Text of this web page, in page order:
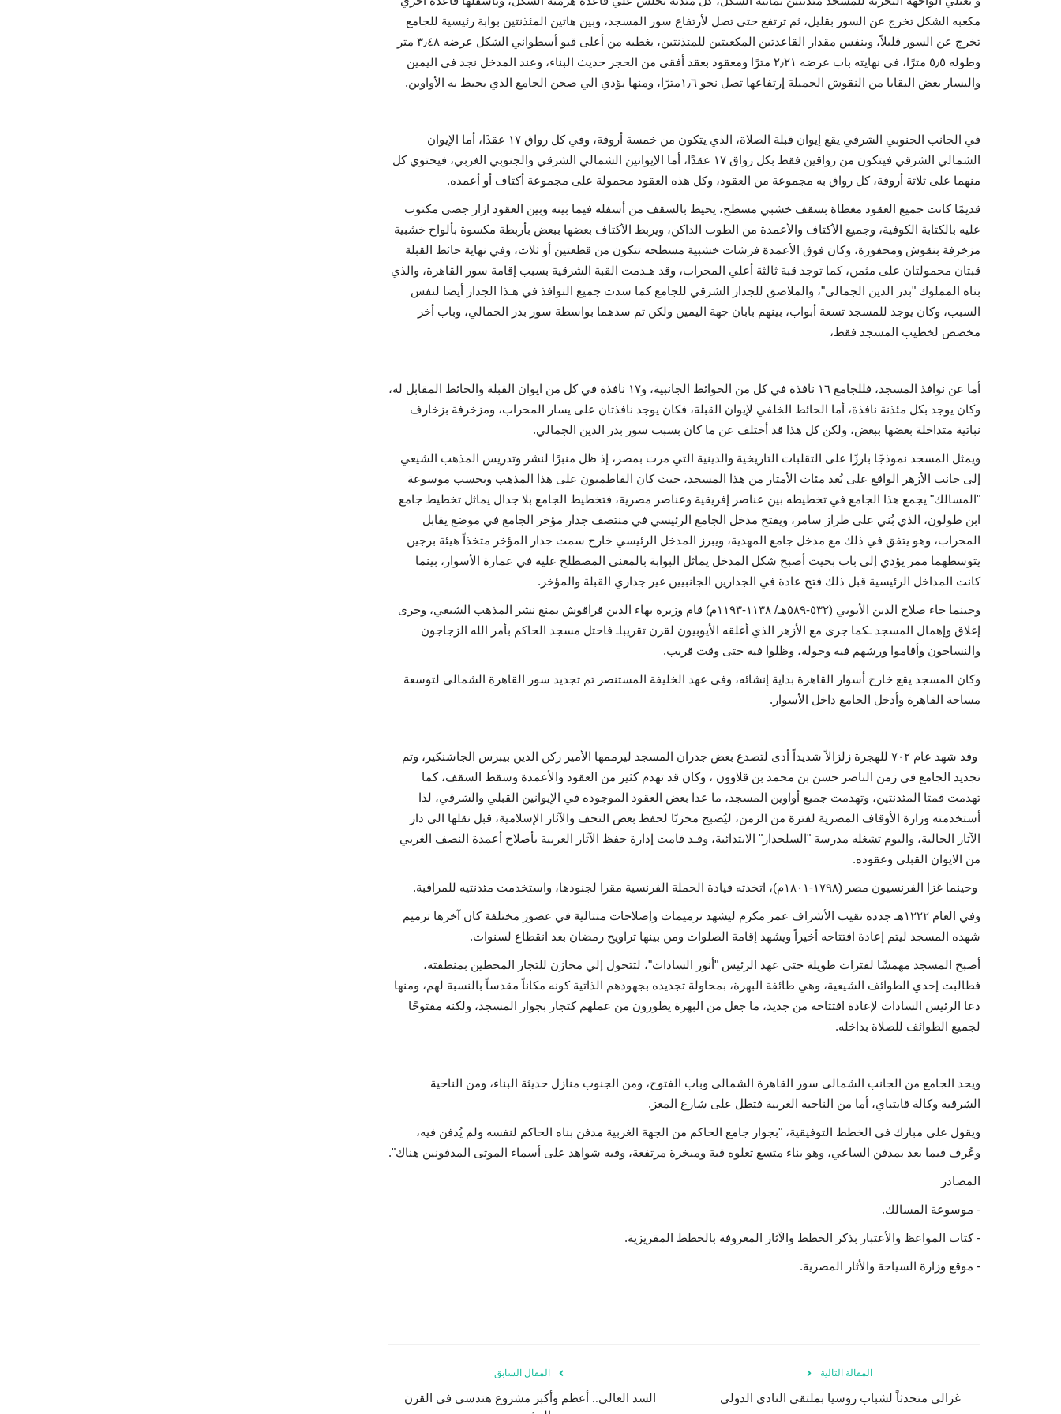
مكعبه الشكل تخرج عن السور بقليل، ثم ترتفع حتي تصل لأرتفاع سور المسجد، وبين هاتين المئذنتين بوابة رئيسية للجامع
تخرج عن السور قليلاً، وبنفس مقدار القاعدتين المكعبتين للمئذنتين، يغطيه من أعلى قبو أسطواني الشكل عرضه ٣٫٤٨ متر
وطوله ٥٫٥ مترًا، في نهايته باب عرضه ٢٫٢١ مترًا ومعقود بعقد أفقى من الحجر حديث البناء، وعند المدخل نجد في اليمين
واليسار بعض البقايا من النقوش الجميلة إرتفاعها تصل نحو ١٫٦مترًا، ومنها يؤدي الي صحن الجامع الذي يحيط به الأواوين.
في الجانب الجنوبي الشرقي يقع إيوان قبلة الصلاة، الذي يتكون من خمسة أروقة، وفي كل رواق ١٧ عقدًا، أما الإيوان
الشمالي الشرقي فيتكون من رواقين فقط بكل رواق ١٧ عقدًا، أما الإيوانين الشمالي الشرقي والجنوبي الغربي، فيحتوي كل
منهما على ثلاثة أروقة، كل رواق به مجموعة من العقود، وكل هذه العقود محمولة على مجموعة أكتاف أو أعمده.
قديمًا كانت جميع العقود مغطاة بسقف خشبي مسطح، يحيط بالسقف من أسفله فيما بينه وبين العقود ازار جصى مكتوب
عليه بالكتابة الكوفية، وجميع الأكتاف والأعمدة من الطوب الداكن، ويربط الأكتاف بعضها ببعض بأربطة مكسوة بألواح خشبية
مزخرفة بنقوش ومحفورة، وكان فوق الأعمدة فرشات خشبية مسطحه تتكون من قطعتين أو ثلاث، وفي نهاية حائط القبلة
قبتان محمولتان على مثمن، كما توجد قبة ثالثة أعلي المحراب، وقد هـدمت القبة الشرقية بسبب إقامة سور القاهرة، والذي
بناه المملوك "بدر الدين الجمالى"، والملاصق للجدار الشرقي للجامع كما سدت جميع النوافذ في هـذا الجدار أيضا لنفس
السبب، وكان يوجد للمسجد تسعة أبواب، بينهم بابان جهة اليمين ولكن تم سدهما بواسطة سور بدر الجمالي، وباب أخر
مخصص لخطيب المسجد فقط،
أما عن نوافذ المسجد، فللجامع ١٦ نافذة في كل من الحوائط الجانبية، و١٧ نافذة في كل من ايوان القبلة والحائط المقابل له،
وكان يوجد بكل مئذنة نافذة، أما الحائط الخلفي لإيوان القبلة، فكان يوجد نافذتان على يسار المحراب، ومزخرفة بزخارف
نباتية متداخلة بعضها ببعض، ولكن كل هذا قد أختلف عن ما كان بسبب سور بدر الدين الجمالي.
ويمثل المسجد نموذجًا بارزًا على التقلبات التاريخية والدينية التي مرت بمصر، إذ ظل منبرًا لنشر وتدريس المذهب الشيعي
إلى جانب الأزهر الواقع على بُعد مئات الأمتار من هذا المسجد، حيث كان الفاطميون على هذا المذهب وبحسب موسوعة
"المسالك" يجمع هذا الجامع في تخطيطه بين عناصر إفريقية وعناصر مصرية، فتخطيط الجامع بلا جدال يماثل تخطيط جامع
ابن طولون، الذي بُني على طراز سامر، ويفتح مدخل الجامع الرئيسي في منتصف جدار مؤخر الجامع في موضع يقابل
المحراب، وهو يتفق في ذلك مع مدخل جامع المهدية، ويبرز المدخل الرئيسي خارج سمت جدار المؤخر متخذاً هيئة برجين
يتوسطهما ممر يؤدي إلى باب بحيث أصبح شكل المدخل يماثل البوابة بالمعنى المصطلح عليه في عمارة الأسوار، بينما
كانت المداخل الرئيسية قبل ذلك فتح عادة في الجدارين الجانبيين غير جداري القبلة والمؤخر.
وحينما جاء صلاح الدين الأيوبي (٥٣٢-٥٨٩هـ/ ١١٣٨-١١٩٣م) قام وزيره بهاء الدين قراقوش بمنع نشر المذهب الشيعي، وجرى
إغلاق وإهمال المسجد ـكما جرى مع الأزهر الذي أغلقه الأيوبيون لقرن تقريباـ فاحتل مسجد الحاكم بأمر الله الزجاجون
والنساجون وأقاموا ورشهم فيه وحوله، وظلوا فيه حتى وقت قريب.
وكان المسجد يقع خارج أسوار القاهرة بداية إنشائه، وفي عهد الخليفة المستنصر تم تجديد سور القاهرة الشمالي لتوسعة
مساحة القاهرة وأدخل الجامع داخل الأسوار.
وقد شهد عام ٧٠٢ للهجرة زلزالاً شديداً أدى لتصدع بعض جدران المسجد ليرممها الأمير ركن الدين بيبرس الجاشنكير، وتم
تجديد الجامع في زمن الناصر حسن بن محمد بن قلاوون ، وكان قد تهدم كثير من العقود والأعمدة وسقط السقف، كما
تهدمت قمتا المئذنتين، وتهدمت جميع أواوين المسجد، ما عدا بعض العقود الموجوده في الإيوانين القبلي والشرقي، لذا
أستخدمته وزارة الأوقاف المصرية لفترة من الزمن، ليُصبح مخزنًا لحفظ بعض التحف والآثار الإسلامية، قبل نقلها الي دار
الآثار الحالية، واليوم تشغله مدرسة "السلحدار" الابتدائية، وقـد قامت إدارة حفظ الآثار العربية بأصلاح أعمدة النصف الغربي
من الايوان القبلى وعقوده.
وحينما غزا الفرنسيون مصر (١٧٩٨-١٨٠١م)، اتخذته قيادة الحملة الفرنسية مقرا لجنودها، واستخدمت مئذنتيه للمراقبة.
وفي العام ١٢٢٢هـ جدده نقيب الأشراف عمر مكرم ليشهد ترميمات وإصلاحات متتالية في عصور مختلفة كان آخرها ترميم
شهده المسجد ليتم إعادة افتتاحه أخيراً ويشهد إقامة الصلوات ومن بينها تراويح رمضان بعد انقطاع لسنوات.
أصبح المسجد مهمشًا لفترات طويلة حتى عهد الرئيس "أنور السادات"، لتتحول إلي مخازن للتجار المحطين بمنطقته،
فطالبت إحدي الطوائف الشيعية، وهي طائفة البهرة، بمحاولة تجديده بجهودهم الذاتية كونه مكاناً مقدساً بالنسبة لهم، ومنها
دعا الرئيس السادات لإعادة افتتاحه من جديد، ما جعل من البهرة يطورون من عملهم كتجار بجوار المسجد، ولكنه مفتوحًا
لجميع الطوائف للصلاة بداخله.
ويحد الجامع من الجانب الشمالى سور القاهرة الشمالى وباب الفتوح، ومن الجنوب منازل حديثة البناء، ومن الناحية
الشرقية وكالة قايتباي، أما من الناحية الغربية فتطل على شارع المعز.
ويقول علي مبارك في الخطط التوفيقية، "بجوار جامع الحاكم من الجهة الغربية مدفن بناه الحاكم لنفسه ولم يُدفن فيه،
وعُرف فيما بعد بمدفن الساعي، وهو بناء متسع تعلوه قبة ومبخرة مرتفعة، وفيه شواهد على أسماء الموتى المدفونين هناك".
المصادر
- موسوعة المسالك.
- كتاب المواعظ والأعتبار بذكر الخطط والآثار المعروفة بالخطط المقريزية.
- موقع وزارة السياحة والأثار المصرية.
المقال السابق
السد العالي.. أعظم وأكبر مشروع هندسي في القرن
المقالة التالية
غزالي متحدثاً لشباب روسيا بملتقي النادي الدولي